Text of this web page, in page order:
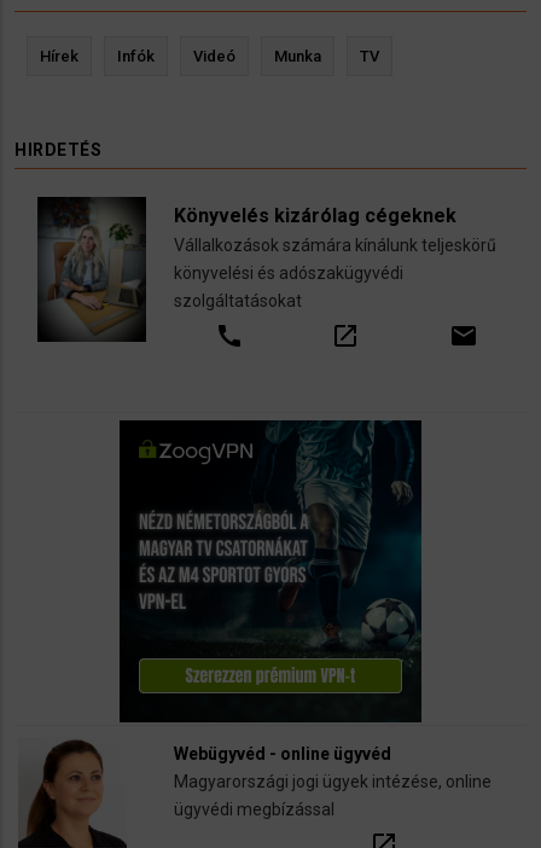
Hírek Infók Videó Munka TV
HIRDETÉS
Könyvelés kizárólag cégeknek
Vállalkozások számára kínálunk teljeskörű
könyvelési és adószakügyvédi
szolgáltatásokat
call open_in_new email
Webügyvéd - online ügyvéd
Magyarországi jogi ügyek intézése, online
ügyvédi megbízással